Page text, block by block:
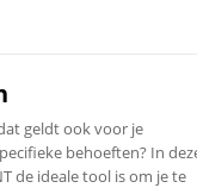
geldt ook voor je
behoeften? In
de ideale tool is om je te